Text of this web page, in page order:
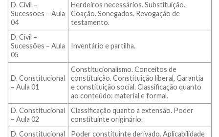
D. Civil –
Sucessões – Aula
04
Herdeiros necessários. Substituição.
Coação. Sonegados. Revogação de
testamento.
D. Civil –
Sucessões – Aula
05
Inventário e partilha.
D. Constitucional
– Aula 01
Constitucionalismo. Conceitos de
constituição. Constituição liberal, Garantia
e constituição social. Classificação quanto
ao conteúdo: material e formal.
D. Constitucional
– Aula 02
Classificação quanto à extensão. Poder
constituinte originário.
D. Constitucional
Poder constituinte derivado. Aplicabilidade